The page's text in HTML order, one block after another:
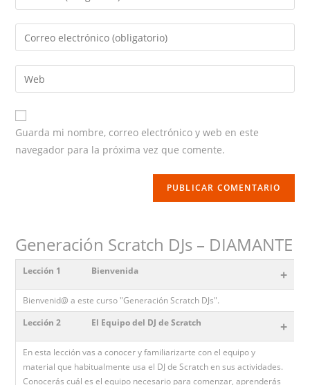
your
name
Enter
your
email
Enter
your
website
URL
Guarda mi nombre, correo electrónico y web en este
navegador para la próxima vez que comente.
Generación Scratch DJs – DIAMANTE
Lección 1 Bienvenida +
Bienvenid@ a este curso "Generación Scratch DJs".
Lección 2
El Equipo del DJ de Scratch +
En esta lección vas a conocer y familiarizarte con el equipo y
material que habitualmente usa el DJ de Scratch en sus actividades.
Conocerás cuál es el equipo necesario para comenzar, aprenderás